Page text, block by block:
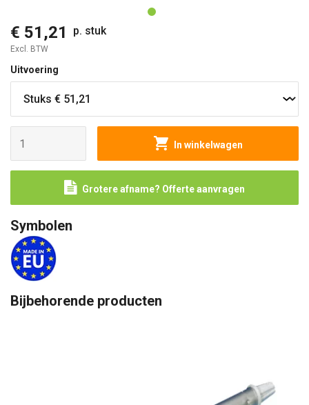
€ 51,21 p. stuk
Excl. BTW
Uitvoering
In winkelwagen
Grotere afname? Offerte aanvragen
Symbolen
Bijbehorende producten